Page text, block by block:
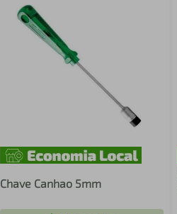
Chave Canhao 5mm